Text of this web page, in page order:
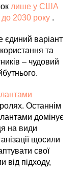
лише у США
2030 року .
єдиний варіант
та
– чудовий
Останнім
домінує
на види
щосили
свої
від підходу,